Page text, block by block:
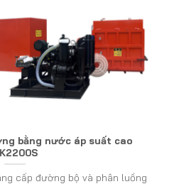
bằng nước áp suất cao
cấp đường bộ và phân luồng